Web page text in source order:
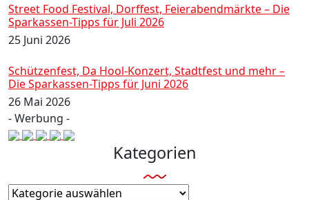
Street Food Festival, Dorffest, Feierabendmärkte – Die
Sparkassen-Tipps für Juli 2026
25 Juni 2026
Schützenfest, Da Hool-Konzert, Stadtfest und mehr –
Die Sparkassen-Tipps für Juni 2026
26 Mai 2026
- Werbung -
Kategorien
Kategorien